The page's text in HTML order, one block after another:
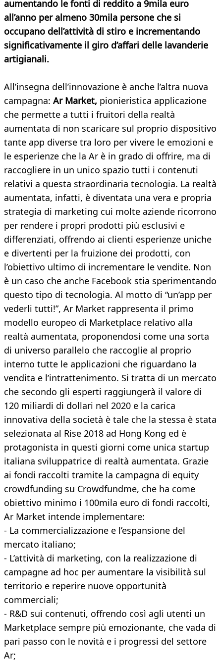
aumentando le fonti di reddito a 9mila euro
all’anno per almeno 30mila persone che si
occupano dell’attività di stiro e incrementando
significativamente il giro d’affari delle lavanderie
artigianali.
All’insegna dell’innovazione è anche l’altra nuova
campagna: Ar Market, pionieristica applicazione
che permette a tutti i fruitori della realtà
aumentata di non scaricare sul proprio dispositivo
tante app diverse tra loro per vivere le emozioni e
le esperienze che la Ar è in grado di offrire, ma di
raccogliere in un unico spazio tutti i contenuti
relativi a questa straordinaria tecnologia. La realtà
aumentata, infatti, è diventata una vera e propria
strategia di marketing cui molte aziende ricorrono
per rendere i propri prodotti più esclusivi e
differenziati, offrendo ai clienti esperienze uniche
e divertenti per la fruizione dei prodotti, con
l’obiettivo ultimo di incrementare le vendite. Non
è un caso che anche Facebook stia sperimentando
questo tipo di tecnologia. Al motto di “un’app per
vederli tutti!”, Ar Market rappresenta il primo
modello europeo di Marketplace relativo alla
realtà aumentata, proponendosi come una sorta
di universo parallelo che raccoglie al proprio
interno tutte le applicazioni che riguardano la
vendita e l’intrattenimento. Si tratta di un mercato
che secondo gli esperti raggiungerà il valore di
120 miliardi di dollari nel 2020 e la carica
innovativa della società è tale che la stessa è stata
selezionata al Rise 2018 ad Hong Kong ed è
protagonista in questi giorni come unica startup
italiana sviluppatrice di realtà aumentata. Grazie
ai fondi raccolti tramite la campagna di equity
crowdfunding su Crowdfundme, che ha come
obiettivo minimo i 100mila euro di fondi raccolti,
Ar Market intende implementare:
- La commercializzazione e l’espansione del
mercato italiano;
- L’attività di marketing, con la realizzazione di
campagne ad hoc per aumentare la visibilità sul
territorio e reperire nuove opportunità
commerciali;
- R&D sui contenuti, offrendo così agli utenti un
Marketplace sempre più emozionante, che vada di
pari passo con le novità e i progressi del settore
Ar;